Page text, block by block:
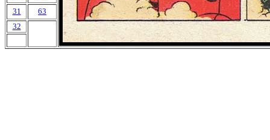
31
63
32